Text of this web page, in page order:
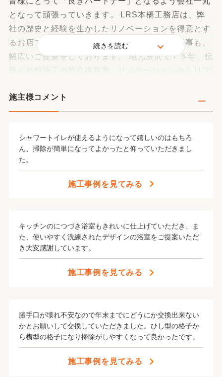
となって頑張っていきます。 LRS本橋工務店は、弊
社の歴史と経験を生かしたリノベーションを得意とす
るお店ではありますが、小中規模リフォーム工事も、
幅広いご提案をしております。 地元所沢で７５年、伝
ます。リモート相談にも対応しておりますので、お気
軽にメール・お電話でお問い合わせください。
#おうち時間を幸せに
『いつも』を、いかに“快適・健康・安心・安全”に過
ごしていくか。LIXILリフォームショップ 本橋工務店
続きを読む
施主様コメント
シャワートイレが使えるようになって嬉しいのはもちろ
ん、掃除が簡単になってよかったと仰っていただきまし
た。
施工事例を見てみる
キッチンのにつづき浴室もきれいに仕上げていただき、ま
た、使いやすく洗練されたデザインの浴室をご提案いただ
き大変感謝しています。
施工事例を見てみる
勝手口が壊れ不安なので年末までにどうにか交換出来ない
かとお願いして交換していただきました。ひし型の格子か
ら横型の格子になり掃除がしやすくなって良かったです。
施工事例を見てみる